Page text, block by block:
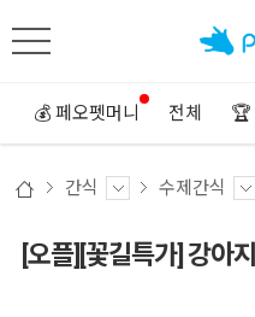
💰 페오펫머니 전체 🏆
간식 수제간식
[오플][꽃길특가] 강아